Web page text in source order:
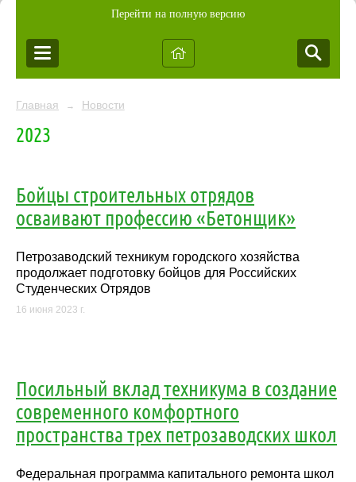
Перейти на полную версию
Главная → Новости
2023
Бойцы строительных отрядов
осваивают профессию «Бетонщик»
Петрозаводский техникум городского хозяйства
продолжает подготовку бойцов для Российских
Студенческих Отрядов
16 июня 2023 г.
Посильный вклад техникума в создание
современного комфортного
пространства трех петрозаводских школ
Федеральная программа капитального ремонта школ